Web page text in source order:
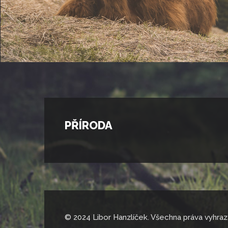
PŘÍRODA
© 2024 Libor Hanzlíček. Všechna práva